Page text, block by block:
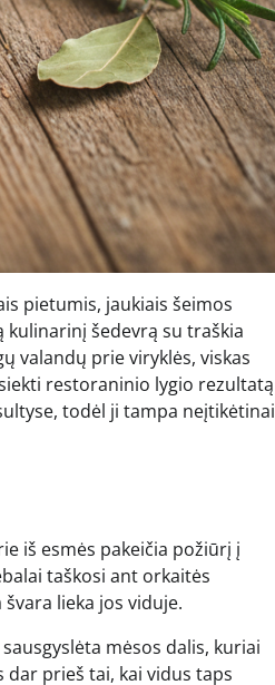
pietumis, jaukiais šeimos
šedevrą su traškia
valandų prie viryklės, viskas
restoraninio lygio rezultatą
todėl ji tampa neįtikėtinai
iš esmės pakeičia požiūrį į
taškosi ant orkaitės
lieka jos viduje.
mėsos dalis, kuriai
dar prieš tai, kai vidus taps